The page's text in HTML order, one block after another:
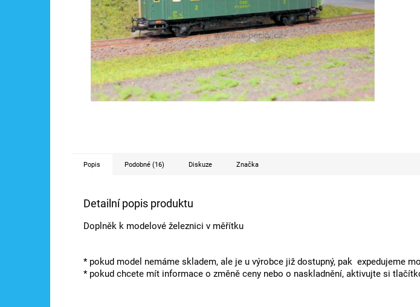
Popis Podobné (16) Diskuze Značka
Detailní popis produktu
Doplněk k modelové železnici v měřítku
* pokud model nemáme skladem, ale je u výrobce již dostupný, pak expedujeme
* pokud chcete mít informace o změně ceny nebo o naskladnění, aktivujte si